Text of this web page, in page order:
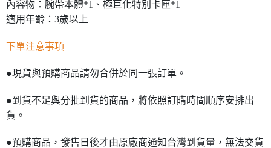
內容物：腕帶本體*1、極巨化特別卡匣*1
適用年齡：3歲以上
下單注意事項
●現貨與預購商品請勿合併於同一張訂單。
●到貨不足與分批到貨的商品，將依照訂購時間順序安排出
貨。
●預購商品，發售日後才由原廠商通知台灣到貨量，無法交貨